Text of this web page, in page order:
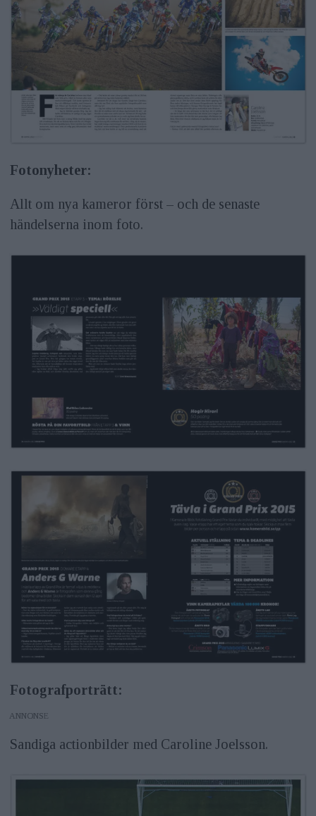
Fotonyheter:
Allt om nya kameror först – och de senaste
händelserna inom foto.
Fotografporträtt:
ANNONS
Sandiga actionbilder med Caroline Joelsson.